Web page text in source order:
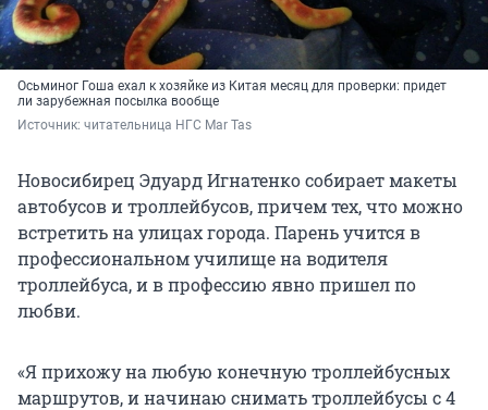
Осьминог Гоша ехал к хозяйке из Китая месяц для проверки: придет
ли зарубежная посылка вообще
Источник: читательница НГС Mar Tas
Новосибирец Эдуард Игнатенко собирает макеты
автобусов и троллейбусов, причем тех, что можно
встретить на улицах города. Парень учится в
профессиональном училище на водителя
троллейбуса, и в профессию явно пришел по
любви.
«Я прихожу на любую конечную троллейбусных
маршрутов, и начинаю снимать троллейбусы с 4